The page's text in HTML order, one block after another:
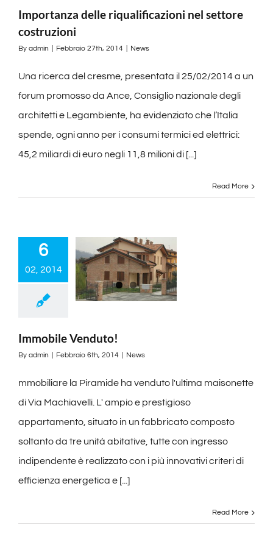
Importanza delle riqualificazioni nel settore
costruzioni
By admin Febbraio 27th, 2014 News
Una ricerca del cresme, presentata il 25/02/2014 a un
forum promosso da Ance, Consiglio nazionale degli
architetti e Legambiente, ha evidenziato che l’Italia
spende, ogni anno per i consumi termici ed elettrici:
45,2 miliardi di euro negli 11,8 milioni di [...]
Read More
6
02, 2014
Immobile Venduto!
By admin Febbraio 6th, 2014 News
mmobiliare la Piramide ha venduto l'ultima maisonette
di Via Machiavelli. L' ampio e prestigioso
appartamento, situato in un fabbricato composto
soltanto da tre unità abitative, tutte con ingresso
indipendente è realizzato con i più innovativi criteri di
efficienza energetica e [...]
Read More